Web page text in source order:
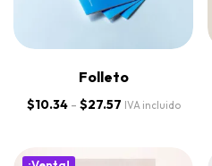
Folleto
$10.34 - $27.57 IVA incluido